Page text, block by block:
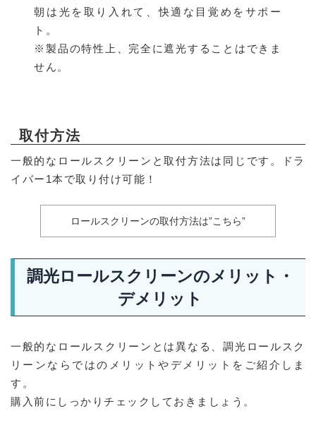
朝は光を取り入れて、快適な目覚めをサポー
ト。
※製品の特性上、完全に遮光することはできま
せん。
取付方法
一般的なロールスクリーンと取付方法は同じです。ドラ
イバー1本で取り付け可能！
ロールスクリーンの取付方法は”こちら”
調光ロールスクリーンのメリット・
デメリット
一般的なロールスクリーンとは異なる、調光ロールスク
リーンならではのメリットやデメリットをご紹介しま
す。
購入前にしっかりチェックしておきましょう。